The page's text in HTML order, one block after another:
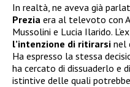
In realtà, ne aveva già
Prezia era al televoto con
Mussolini e Lucia Ilarido.
l’intenzione di ritirarsi nel
Ha espresso la stessa
ha cercato di dissuaderlo e
istintive delle quali